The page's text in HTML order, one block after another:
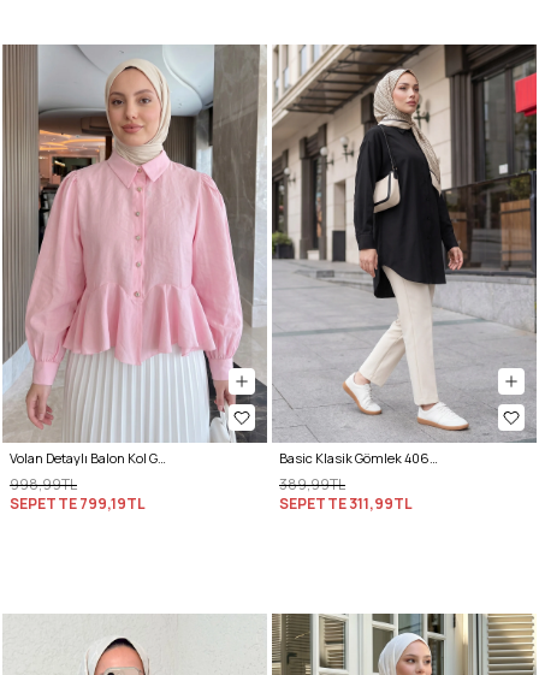
Volan Detaylı Balon Kol Gömlek Y0095 - PEMBE
998,99TL
SEPETTE799,19TL
Basic Klasik Gömlek 4062 - SİYAH
389,99TL
SEPETTE311,99TL